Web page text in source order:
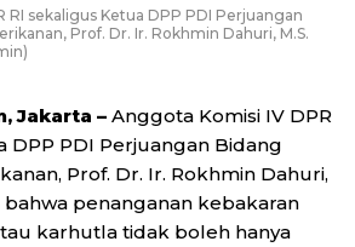
RI sekaligus Ketua DPP PDI Perjuangan
Prof. Dr. Ir. Rokhmin Dahuri, M.S.
Jakarta – Anggota Komisi IV DPR
DPP PDI Perjuangan Bidang
Prof. Dr. Ir. Rokhmin Dahuri,
bahwa penanganan kebakaran
karhutla tidak boleh hanya